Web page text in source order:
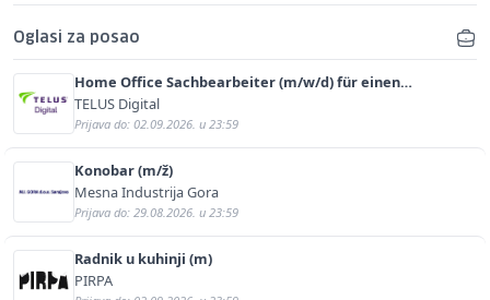
Oglasi za posao
Home Office Sachbearbeiter (m/w/d) für einen
bekannten deutschen Energieversorger
TELUS Digital
Prijava do: 02.09.2026. u 23:59
Konobar (m/ž)
Mesna Industrija Gora
Prijava do: 29.08.2026. u 23:59
Radnik u kuhinji (m)
PIRPA